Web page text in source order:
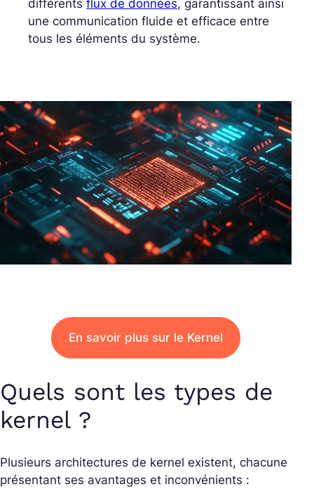
différents flux de données, garantissant ainsi
une communication fluide et efficace entre
tous les éléments du système.
En savoir plus sur le Kernel
Quels sont les types de
kernel ?
Plusieurs architectures de kernel existent, chacune
présentant ses avantages et inconvénients :